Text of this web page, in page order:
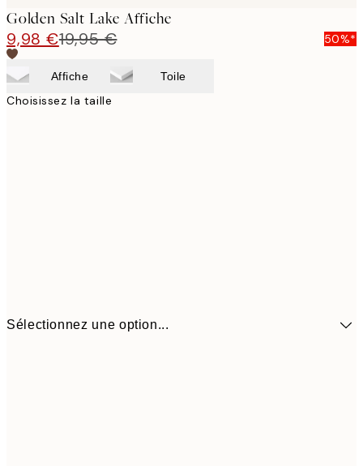
Golden Salt Lake Affiche
9,98 €19,95 € 50%*
Affiche Toile
Choisissez la taille
Sélectionnez une option...